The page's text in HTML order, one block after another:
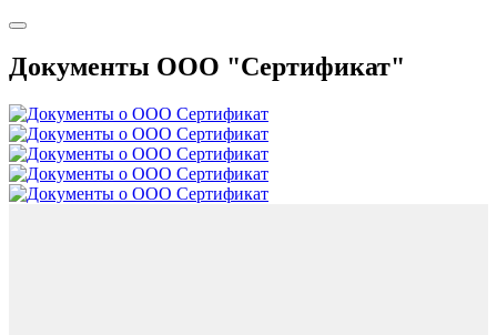
Документы ООО "Сертификат"